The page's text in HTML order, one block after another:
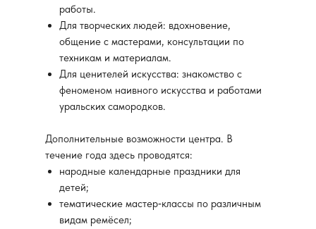
работы.
Для творческих людей: вдохновение,
общение с мастерами, консультации по
техникам и материалам.
Для ценителей искусства: знакомство с
феноменом наивного искусства и работами
уральских самородков.
Дополнительные возможности центра. В
течение года здесь проводятся:
народные календарные праздники для
детей;
тематические мастер‑классы по различным
видам ремёсел;